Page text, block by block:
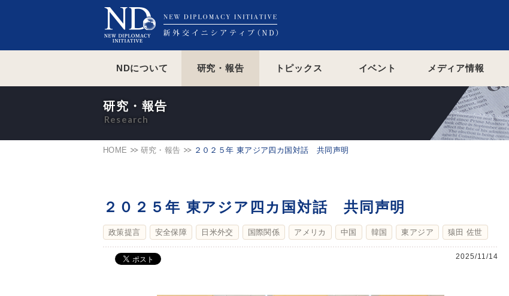
NDについて 研究・報告 トピックス イベント メディア情報
HOME 研究・報告 ２０２５年 東アジア四カ国対話 共同声明
研究・報告
２０２５年 東アジア四カ国対話 共同声明
政策提言 安全保障 日米外交 国際関係 アメリカ 中国 韓国 東アジア 猿田 佐世
2025/11/14